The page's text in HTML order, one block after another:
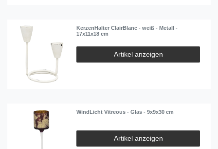
KerzenHalter ClairBlanc - weiß - Metall -
17x11x18 cm
Artikel anzeigen
WindLicht Vitreous - Glas - 9x9x30 cm
Artikel anzeigen